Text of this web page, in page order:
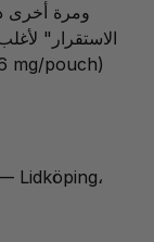
ومرة أخرى
الاستقرار"
الفئة القوية (6–12 mg/pouch)